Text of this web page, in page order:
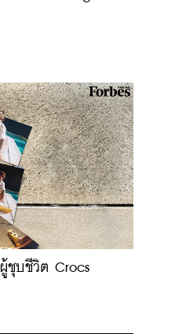
ชุบชีวิต Crocs